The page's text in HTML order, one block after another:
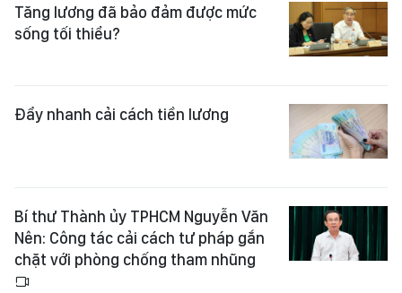
Tăng lương đã bảo đảm được mức
sống tối thiểu?
Đẩy nhanh cải cách tiền lương
Bí thư Thành ủy TPHCM Nguyễn Văn
Nên: Công tác cải cách tư pháp gắn
chặt với phòng chống tham nhũng